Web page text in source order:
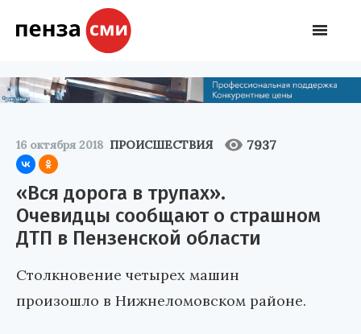
16 октября 2018 ПРОИСШЕСТВИЯ 7937
«Вся дорога в трупах».
Очевидцы сообщают о страшном
ДТП в Пензенской области
Столкновение четырех машин
произошло в Нижнеломовском районе.